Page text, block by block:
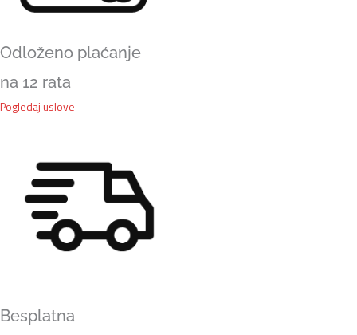
Odloženo plaćanje
na 12 rata
Pogledaj uslove
Besplatna